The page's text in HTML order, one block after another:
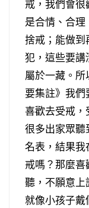
戒，我們會
是合情、合理
捨戒；能做到
犯，這些要講
屬於一藏。
要集註》我們
喜歡去受戒，
很多出家眾聽
名表，結果我
戒嗎？那麼喜
聽，不願意上
就像小孩子戴